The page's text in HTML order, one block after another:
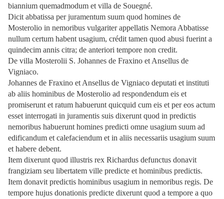
biannium quemadmodum et villa de Souegné.
Dicit abbatissa per juramentum suum quod homines de
Mosterolio in nemoribus vulgariter appellatis Nemora Abbatisse
nullum certum habent usagium, crédit tamen quod abusi fuerint a
quindecim annis citra; de anteriori tempore non credit.
De villa Mosterolii S. Johannes de Fraxino et Ansellus de
Vigniaco.
Johannes de Fraxino et Ansellus de Vigniaco deputati et instituti
ab aliis hominibus de Mosterolio ad respondendum eis et
promiserunt et ratum habuerunt quicquid cum eis et per eos actum
esset interrogati in juramentis suis dixerunt quod in predictis
nemoribus habuerunt homines predicti omne usagium suum ad
edificandum et calefaciendum et in aliis necessariis usagium suum
et habere debent.
Item dixerunt quod illustris rex Richardus defunctus donavit
frangiziam seu libertatem ville predicte et hominibus predictis.
Item donavit predictis hominibus usagium in nemoribus regis. De
tempore hujus donationis predicte dixerunt quod a tempore a quo